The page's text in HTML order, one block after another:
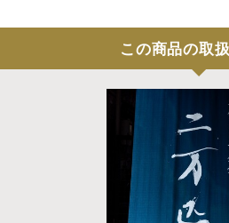
この商品の取